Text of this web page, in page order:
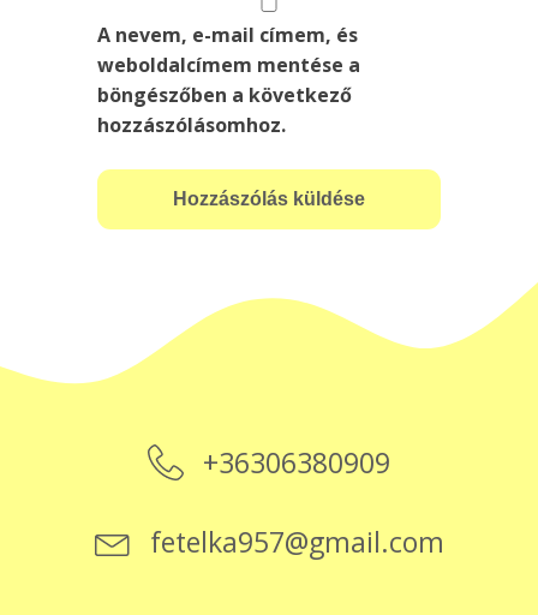
A nevem, e-mail címem, és
weboldalcímem mentése a
böngészőben a következő
hozzászólásomhoz.
+36306380909
fetelka957@gmail.com